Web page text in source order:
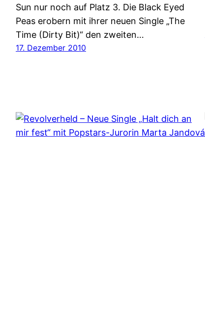
Sun nur noch auf Platz 3. Die Black Eyed
Peas erobern mit ihrer neuen Single „The
Time (Dirty Bit)“ den zweiten…
17. Dezember 2010